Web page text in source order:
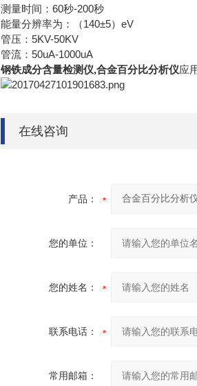
测量时间：60秒-200秒
能量分辨率为：（140±5）eV
管压：5KV-50KV
管流：50uA-1000uA
钢铁成分含量检测仪,合金百分比分析仪应
在线咨询
产品：
您的单位：
您的姓名：
联系电话：
常用邮箱：